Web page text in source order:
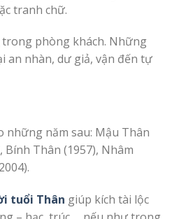
tranh chữ.
phòng khách. Những
an nhàn, dư giả, vận đến tự
những năm sau: Mậu Thân
Bính Thân (1957), Nhâm
tuổi Thân giúp kích tài lộc